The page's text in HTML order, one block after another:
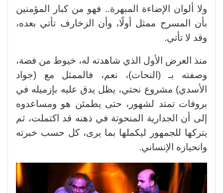
ولا ألوان الإضاءة المبهرة.. فهو من كبار المؤمنين
بأن المسرح ممثل أولًا، وأن الزخارف تأتي بعده،
وقد لا تأتي.
منذ العرض الأول الذي شاهدته له، خيوط من فضة،
وصفته بـ (النحات)، نعم، فالممثل مع (جواد
الأسدي) مشروع نحتي، يظل يدق عليه بإزميله في
بروفات تمتد لشهور، حتى يطمئن هو ومساعدوه
إلى أن الجدارية المنحوتة في ذهنه قد اكتملت، ثم
يتركها للجمهور ليكملها بما يرى، كل حسب خبرته
وانحيازه الإنساني.